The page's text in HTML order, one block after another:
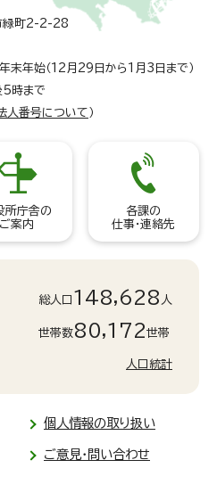
町2-2-28
年末年始（12月29日から1月3日まで）
5時まで
人番号について ）
所庁舎の
ご案内
各課の
仕事・連絡先
総人口 148,628 人
世帯数80,172世帯
人口統計
個人情報の取り扱い
ご意見・問い合わせ